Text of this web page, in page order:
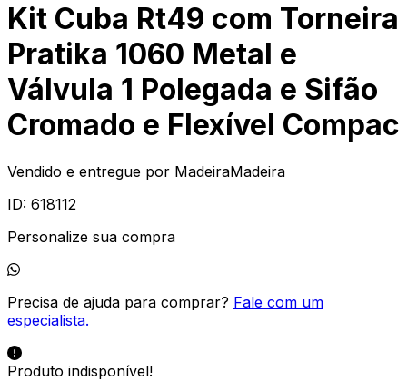
Kit Cuba Rt49 com Torneira
Pratika 1060 Metal e
Válvula 1 Polegada e Sifão
Cromado e Flexível Compac
Vendido e entregue por MadeiraMadeira
ID: 618112
Personalize sua compra
Precisa de ajuda para comprar? Fale com um
especialista.
Produto indisponível!